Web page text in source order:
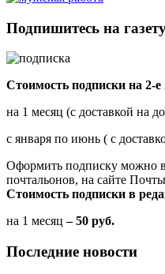
Подпишитесь на
Стоимость подписки на 2-е
на 1 месяц (с доставкой на
с января по июнь ( с
Оформить подписку можно
почтальонов, на сайте
Стоимость подписки в
на 1 месяц – 50 руб.
Последние новости